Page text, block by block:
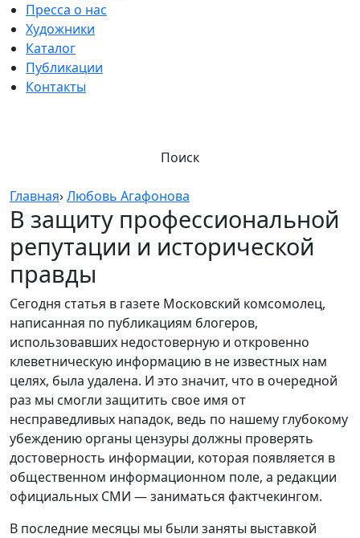
Пресса о нас
Художники
Каталог
Публикации
Контакты
Поиск
Главная›Любовь Агафонова
В защиту профессиональной
репутации и исторической
правды
Сегодня статья в газете Московский комсомолец,
написанная по публикациям блогеров,
использовавших недостоверную и откровенно
клеветническую информацию в не известных нам
целях, была удалена. И это значит, что в очередной
раз мы смогли защитить свое имя от
несправедливых нападок, ведь по нашему глубокому
убеждению органы цензуры должны проверять
достоверность информации, которая появляется в
общественном информационном поле, а редакции
официальных СМИ — заниматься фактчекингом.
В последние месяцы мы были заняты выставкой